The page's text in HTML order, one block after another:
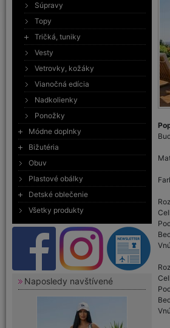
Súpravy
Topy
Tričká, tuniky
Vesty
Vetrovky, kožáky
Vianočná edícia
Nadkolienky
Ponožky
Módne doplnky
Bižutéria
Obuv
Plastové obálky
Detské oblečenie
Všetky produkty
Naposledy navštívené